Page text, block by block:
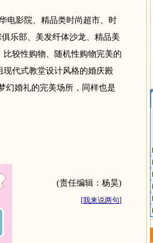
影院、精品类时尚超市、时
乐部、美发纤体沙龙、精品美
较性购物、随机性购物完美的
代式教堂设计风格的婚庆殿
幻婚礼的完美场所，同样也是
(责任编辑：杨昊)
[我来说两句]